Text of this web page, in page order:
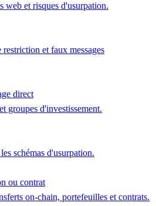
web et risques d'usurpation.
et faux messages
direct
groupes d'investissement.
schémas d'usurpation.
ou contrat
on-chain, portefeuilles et contrats.